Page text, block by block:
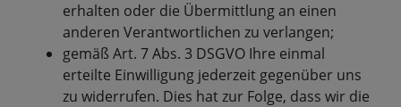
erhalten oder die Übermittlung an einen
anderen Verantwortlichen zu verlangen;
gemäß Art. 7 Abs. 3 DSGVO Ihre einmal
erteilte Einwilligung jederzeit gegenüber uns
zu widerrufen. Dies hat zur Folge, dass wir die